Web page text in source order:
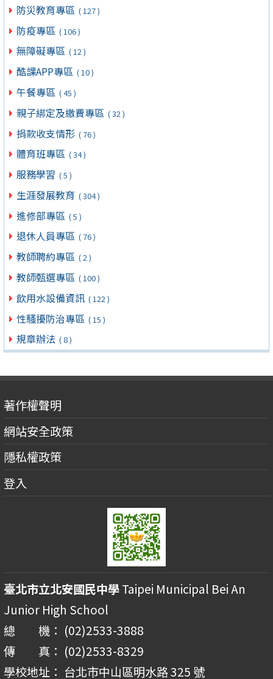
防災教育專區 ( 127 )
防疫專區 ( 106 )
無障礙專區 ( 12 )
酷課APP專區 ( 10 )
午餐專區 ( 45 )
親子綁定及繳費專區 ( 32 )
捐款收支情形 ( 76 )
體育班專區 ( 34 )
服務學習 ( 5 )
生涯發展教育 ( 304 )
進修部專區 ( 5 )
退休人員專區 ( 76 )
教師聘約專區 ( 2 )
教師甄選專區 ( 100 )
飲用水設備資訊 ( 122 )
性騷擾防治專區 ( 15 )
規章辦法 ( 8 )
著作權聲明
網站安全政策
隱私權政策
登入
臺北市立北安國民中學Taipei Municipal Bei An
Junior High School
總 機： (02)2533-3888
傳 真： (02)2533-8329
學校地址： 台北市中山區明水路 325 號